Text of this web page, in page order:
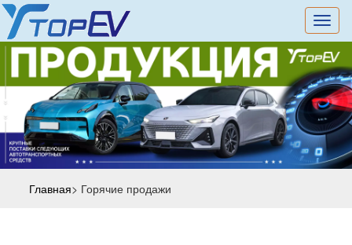
切
换
导
航
Главная> Горячие продажи